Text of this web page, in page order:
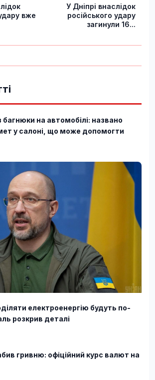
вже
У Дніпрі внаслідок
російського удару
загинули 16...
багнюки на автомобілі: названо
у салоні, що може допомогти
електроенергію будуть по-
розкрив деталі
гривню: офіційний курс валют на